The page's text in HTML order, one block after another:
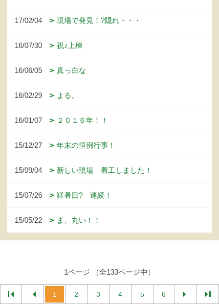
17/02/04 現場で発見！?隠れ・・・
16/07/30 祝♪上棟
16/06/05 真っ白な
16/02/29 よる。
16/01/07 ２０１６年！！
15/12/27 年末の恒例行事！
15/09/04 新しい現場 着工しました！
15/07/26 猛暑日? 連続！
15/05/22 ま、丸い！！
1ページ （全133ページ中）
1 2 3 4 5 6